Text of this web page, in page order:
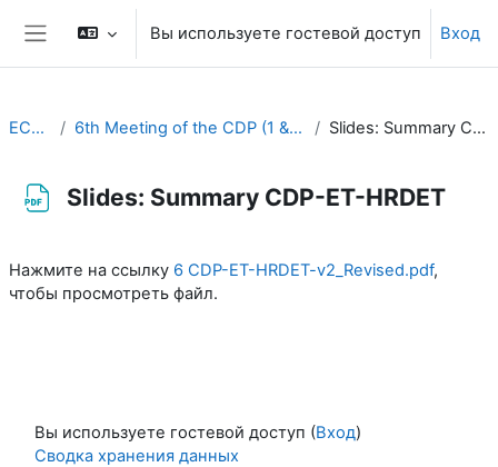
Перейти к основному содержанию
Боковая панель
Вы используете гостевой доступ Вход
EC-CDP 6th Meeting of the CDP (1 & 2 November 2022) Slides: Summary CDP-ET-HRDET
Slides: Summary CDP-ET-HRDET
Нажмите на ссылку 6 CDP-ET-HRDET-v2_Revised.pdf,
чтобы просмотреть файл.
Вы используете гостевой доступ (Вход)
Сводка хранения данных